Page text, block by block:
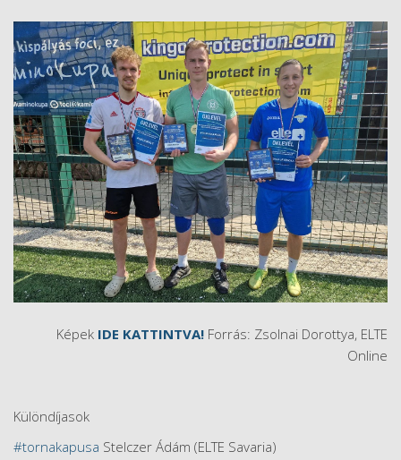
Képek IDE KATTINTVA! Forrás: Zsolnai Dorottya, ELTE
Online
Különdíjasok
#tornakapusa Stelczer Ádám (ELTE Savaria)